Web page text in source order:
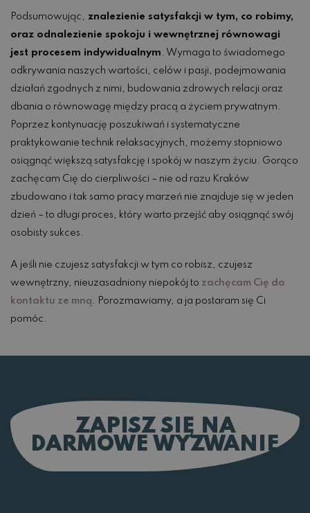
Podsumowując, znalezienie satysfakcji w tym, co robimy,
oraz odnalezienie spokoju i wewnętrznej równowagi
jest procesem indywidualnym . Wymaga to świadomego
odkrywania naszych wartości, celów i pasji, podejmowania
działań zgodnych z nimi, budowania zdrowych relacji oraz
dbania o równowagę między pracą a życiem prywatnym.
Poprzez kontynuację poszukiwań i systematyczne
praktykowanie technik relaksacyjnych, możemy stopniowo
osiągnąć większą satysfakcję i spokój w naszym życiu. Gorąco
zachęcam Cię do cierpliwości – nie od razu Kraków
zbudowano i tak samo pracy marzeń nie znajduje się w jeden
dzień – to długi proces, który warto przejść aby osiągnąć swój
osobisty sukces.
A jeśli nie czujesz satysfakcji w tym co robisz, czujesz
wewnętrzny, nieuzasadniony niepokój to zachęcam Cię do
kontaktu ze mną . Porozmawiamy, a ja postaram się Ci
pomóc.
ZAPISZ SIĘ NA
DARMOWE WYZWANIE